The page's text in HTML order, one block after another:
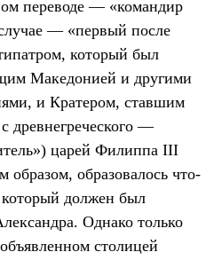
переводе — «командир
— «первый после
который был
Македонией и другими
и Кратером, ставшим
древнегреческого —
царей Филиппа III
образовалось что-
который должен был
Однако только
столицей